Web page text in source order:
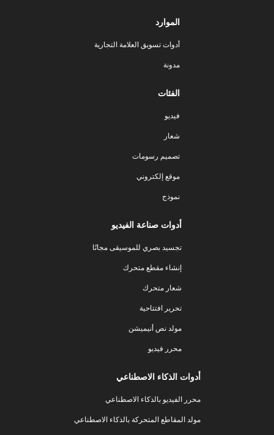
الموارد
أدوات تسويق العلامة التجارية
مدونة
الفئات
فيديو
شعار
تصميم رسومات
موقع إلكتروني
نموذج
أدوات صناعة الفيديو
تجسيد بصري للموسيقى مجانًا
إنشاء مقطع متحرك
شعار متحرك
تحرير افتتاحية
مولد نص أنيميشن
محرر فيديو
أدوات الذكاء الاصطناعي
محرر الفيديو بالذكاء الاصطناعي
مولد المقاطع المتحركة بالذكاء الاصطناعي